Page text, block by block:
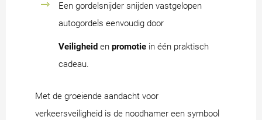
Een gordelsnijder snijden vastgelopen
autogordels eenvoudig door
Veiligheid en promotie in één praktisch
cadeau.
Met de groeiende aandacht voor
verkeersveiligheid is de noodhamer een symbool